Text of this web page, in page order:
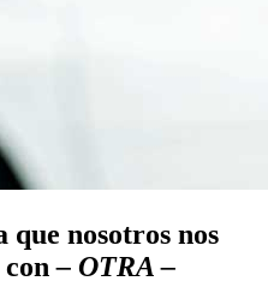
nosotros nos
con– OTRA –